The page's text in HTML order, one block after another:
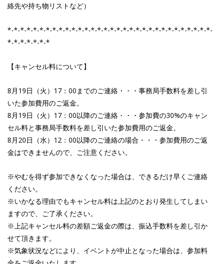
絡先や持ち物リストなど）
*-*-*-*-*-*-*-*-*-*-*-*-*-*-*-*-*-*-*-*-*-*-*-*-*-*-*-*-*-*-*-*-
*-*-*-*-*-*-*
【キャンセル料について】
8月19日（火）17：00までのご連絡・・・事務局手数料を差し引
いた参加費用のご返金。
8月19日（火）17：00以降のご連絡・・・参加費の30%のキャン
セル料と事務局手数料を差し引いた参加費用のご返金。
8月20日（水）12：00以降のご連絡の場合・・・参加費用のご返
金はできませんので、ご注意ください。
※やむを得ず参加できなくなった場合は、できるだけ早くご連絡
ください。
※いかなる理由でもキャンセル料は上記のとおり発生してしまい
ますので、ご了承ください。
※上記キャンセル料の差額ご返金の際は、振込手数料を差し引か
せて頂きます。
※気象状況などにより、イベントが中止となった場合は、参加料